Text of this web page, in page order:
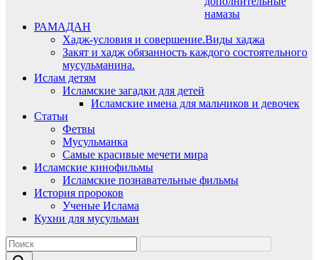
намазы
РАМАДАН
Хадж-условия и совершение.Виды хаджа
Закят и хадж обязанность каждого состоятельного
мусульманина.
Ислам детям
Исламские загадки для детей
Исламские имена для мальчиков и девочек
Статьи
Фетвы
Мусульманка
Самые красивые мечети мира
Исламские кинофильмы
Исламские познавательные фильмы
История пророков
Ученые Ислама
Кухни для мусульман